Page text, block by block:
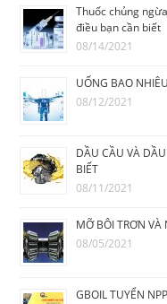
Thuốc chủng
điều bạn cần biết
08/14/2021
UỐNG BAO
08/12/2021
DẦU CẦU VÀ
BIẾT
08/11/2021
MỠ BÔI TRƠN
08/05/2021
GBOIL TUYỂN